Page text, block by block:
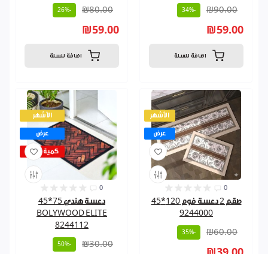
₪80.00
-26%
₪59.00
اضافة للسلة
₪90.00
-34%
₪59.00
اضافة للسلة
الأشهر
عرض
كمية قليلة
0
دعسة هندي 75*45
BOLYWOOD ELITE
8244112
₪30.00
-50%
الأشهر
عرض
0
طقم 2 دعسة فوم 120*45
9244000
₪60.00
-35%